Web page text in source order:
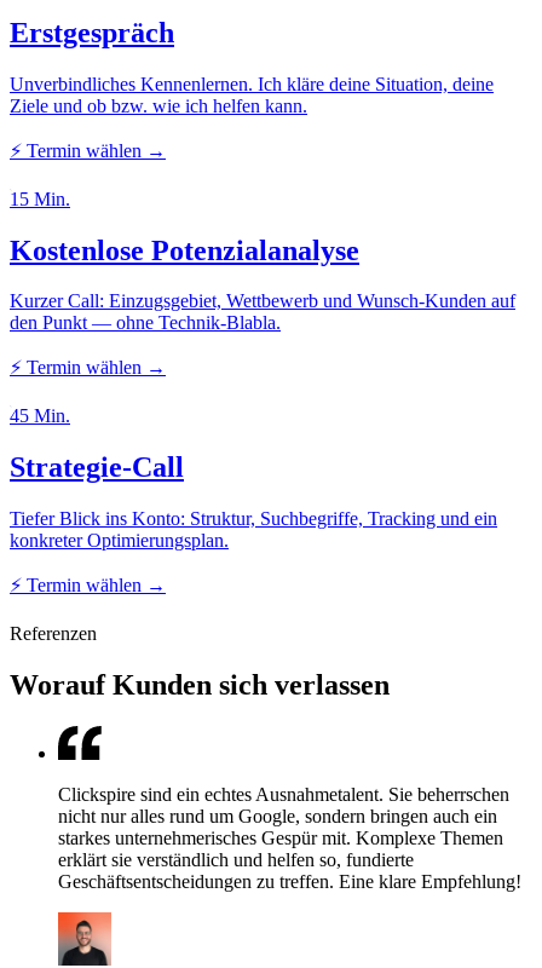
Erstgespräch
Unverbindliches Kennenlernen. Ich kläre deine Situation, deine
Ziele und ob bzw. wie ich helfen kann.
⚡ Termin wählen →
15 Min.
Kostenlose Potenzialanalyse
Kurzer Call: Einzugsgebiet, Wettbewerb und Wunsch-Kunden auf
den Punkt — ohne Technik-Blabla.
⚡ Termin wählen →
45 Min.
Strategie-Call
Tiefer Blick ins Konto: Struktur, Suchbegriffe, Tracking und ein
konkreter Optimierungsplan.
⚡ Termin wählen →
Referenzen
Worauf Kunden sich verlassen
Clickspire sind ein echtes Ausnahmetalent. Sie beherrschen
nicht nur alles rund um Google, sondern bringen auch ein
starkes unternehmerisches Gespür mit. Komplexe Themen
erklärt sie verständlich und helfen so, fundierte
Geschäftsentscheidungen zu treffen. Eine klare Empfehlung!